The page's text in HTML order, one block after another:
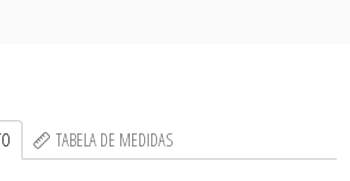
TABELA DE MEDIDAS